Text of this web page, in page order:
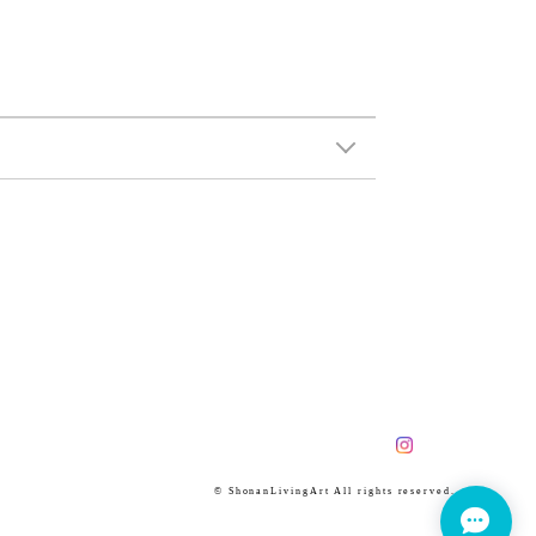
© ShonanLivingArt All rights reserved.